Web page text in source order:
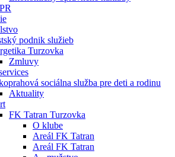
podnik služieb
Turzovka
Zmluvy
sociálna služba pre deti a rodinu
Aktuality
FK Tatran Turzovka
O klube
Areál FK Tatran
Areál FK Tatran